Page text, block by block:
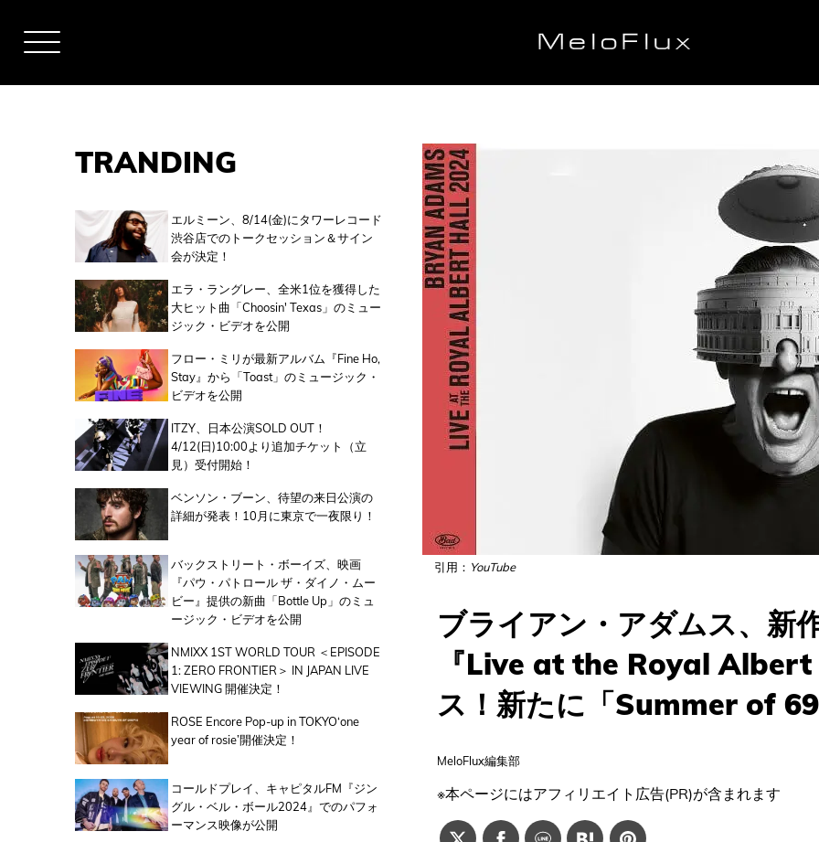
引用： YouTube
ブライアン・アダムス、新
『Live at the Royal
ス！新たに「Summer of
MeloFlux編集部
※本ページにはアフィリエイト広告(PR)が含まれます
TRANDING
エルミーン、8/14(金)にタワーレコード
渋谷店でのトークセッション＆サイン
会が決定！
エラ・ラングレー、全米1位を獲得した
大ヒット曲「Choosin' Texas」のミュー
ジック・ビデオを公開
フロー・ミリが最新アルバム『Fine Ho,
Stay』から「Toast」のミュージック・
ビデオを公開
ITZY、日本公演SOLD OUT！
4/12(日)10:00より追加チケット（立
見）受付開始！
ベンソン・ブーン、待望の来日公演の
詳細が発表！10月に東京で一夜限り！
バックストリート・ボーイズ、映画
『パウ・パトロール ザ・ダイノ・ムー
ビー』提供の新曲「Bottle Up」のミュ
ージック・ビデオを公開
NMIXX 1ST WORLD TOUR ＜EPISODE
1: ZERO FRONTIER＞ IN JAPAN LIVE
VIEWING 開催決定！
ROSE Encore Pop-up in TOKYO‘one
year of rosie’開催決定！
コールドプレイ、キャピタルFM『ジン
グル・ベル・ボール2024』でのパフォ
ーマンス映像が公開